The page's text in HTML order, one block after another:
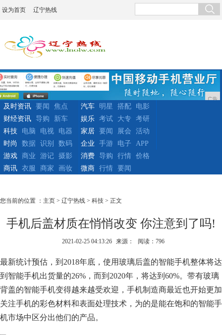
设为首页 辽宁热线
广告
及时资讯 要闻
焦点
财经资讯
导购 新车
汽车 明星 搭配
电影
娱乐
考试 大专
考研
科技
电脑 电视
电器
时尚
数据 识别 数码
家居 要闻 展会
活动
企业
手游 电子
APP
游戏
商业 游记
摄影
商讯
衣服 商家 画妆
消费 导购 行情
价格
微商
行情 要闻
您当前的位置 ： 主页 > 辽宁热线 > 科技 > 正文
手机后盖材质在悄悄改变 你注意到了吗!
2021-02-25 04:13:26 来源： 阅读：796
最新统计预估，到2018年底，使用玻璃后盖的智能手机整体将达
到智能手机出货量的26%，而到2020年，将达到60%。带有玻璃
背盖的智能手机变得越来越受欢迎，手机制造商最近也开始更加
关注手机的彩色材料和表面处理技术，为的是能在饱和的智能手
机市场中区分出他们的产品。